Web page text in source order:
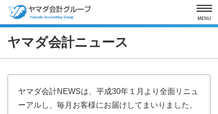
MENU
ヤマダ会計ニュース
ヤマダ会計NEWSは、平成30年１月より全面リニュ
ーアルし、毎月お客様にお届けしてまいりました。